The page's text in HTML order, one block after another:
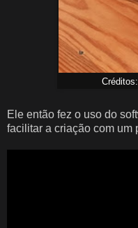
Ele então fez o uso do
facilitar a criação com um